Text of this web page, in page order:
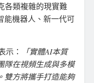
各類複雜的現實難
能機器人、新一代可
示：
「實體AI本質
隊在視頻生成與多模
雙方將攜手打造能夠